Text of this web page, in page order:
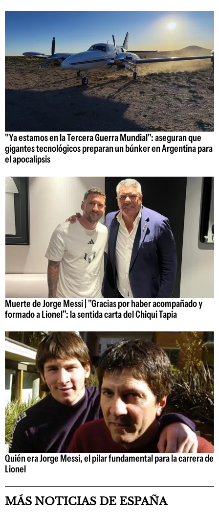
"Ya estamos en la Tercera Guerra Mundial": aseguran que
gigantes tecnológicos preparan un búnker en Argentina para
el apocalipsis
Muerte de Jorge Messi | "Gracias por haber acompañado y
formado a Lionel": la sentida carta del Chiqui Tapia
Quién era Jorge Messi, el pilar fundamental para la carrera de
Lionel
MÁS NOTICIAS DE ESPAÑA